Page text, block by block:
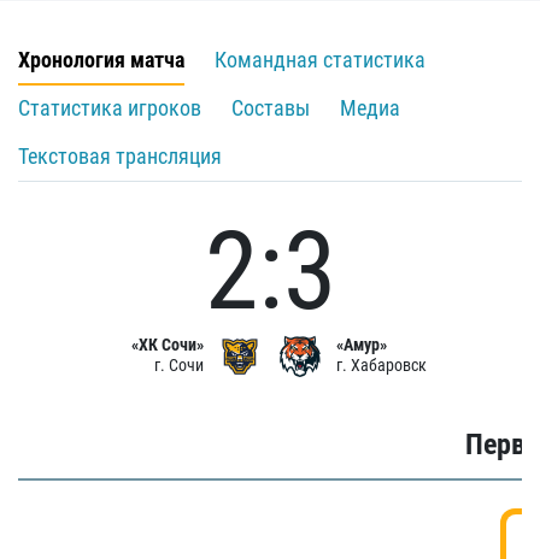
Хронология матча
Командная статистика
Статистика игроков
Составы
Медиа
Текстовая трансляция
«ХК Сочи»
г. Сочи
2:3
«Амур»
г. Хабаровск